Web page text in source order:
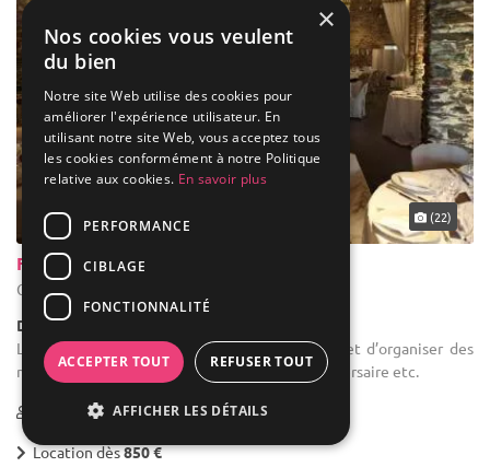
... 45 km (22)
Ferme de Beaurieux
Court-Saint-Étienne - Brabant wallon (WBR)
Demeure de caractère / Corps de Ferme
Location de salle de réception : Ce lieu permet d’organiser des
mariages, soirées, fêtes familiales, fêtes d’anniversaire etc.
40-350
Location dès850 €
×
Nos cookies vous veulent
du bien
Notre site Web utilise des cookies pour
améliorer l'expérience utilisateur. En
utilisant notre site Web, vous acceptez tous
les cookies conformément à notre Politique
relative aux cookies. En savoir plus
PERFORMANCE
CIBLAGE
FONCTIONNALITÉ
ACCEPTER TOUT REFUSER TOUT
AFFICHER LES DÉTAILS